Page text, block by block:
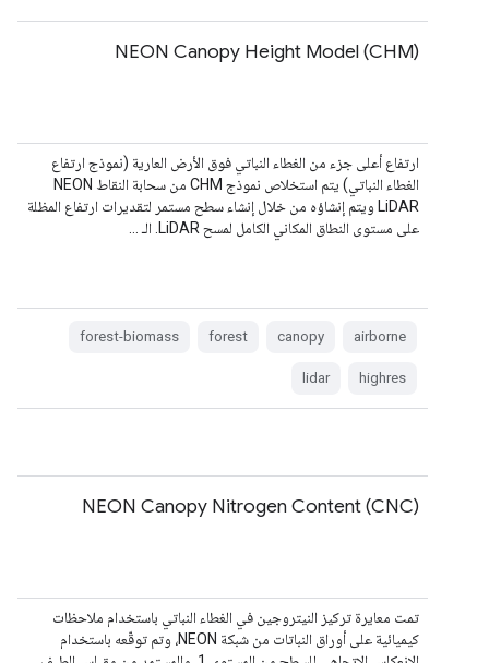
NEON Canopy Height Model (CHM)
ارتفاع أعلى جزء من الغطاء النباتي فوق الأرض العارية (نموذج ارتفاع
الغطاء النباتي) يتم استخلاص نموذج CHM من سحابة النقاط NEON
LiDAR ويتم إنشاؤه من خلال إنشاء سطح مستمر لتقديرات ارتفاع المظلة
على مستوى النطاق المكاني الكامل لمسح LiDAR. الـ …
airborne
canopy
forest
forest-biomass
highres
lidar
NEON Canopy Nitrogen Content (CNC)
تمت معايرة تركيز النيتروجين في الغطاء النباتي باستخدام ملاحظات
كيميائية على أوراق النباتات من شبكة NEON، وتم توقّعه باستخدام